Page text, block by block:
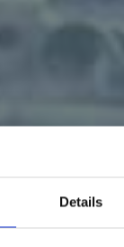
Details